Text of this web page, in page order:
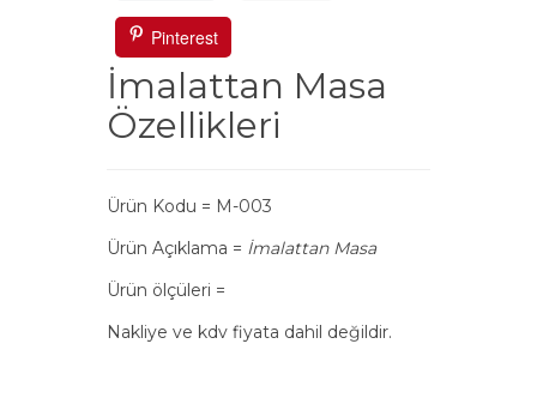
Pinterest
İmalattan Masa
Özellikleri
Ürün Kodu = M-003
Ürün Açıklama = İmalattan Masa
Ürün ölçüleri =
Nakliye ve kdv fiyata dahil değildir.